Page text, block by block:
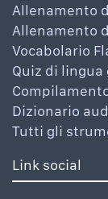
Allenamento
Allenamento
Vocabolario
Quiz di
Dizionario
Tutti gli
Link social